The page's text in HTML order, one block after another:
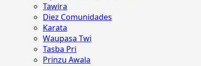
Tawira
Diez Comunidades
Karata
Waupasa Twi
Tasba Pri
Prinzu Awala